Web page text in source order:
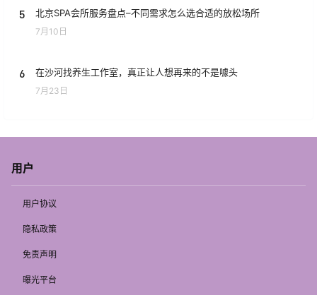
5 北京SPA会所服务盘点–不同需求怎么选合适的放松场所
7月10日
6 在沙河找养生工作室，真正让人想再来的不是噱头
7月23日
用户
用户协议
隐私政策
免责声明
曝光平台